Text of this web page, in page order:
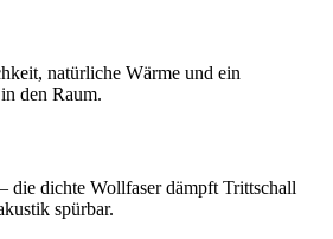
natürliche Wärme und ein
den Raum.
die dichte Wollfaser dämpft Trittschall
spürbar.